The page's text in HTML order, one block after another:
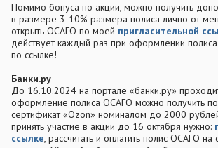
Помимо бонуса по акции, можно получить
в размере 3-10% размера полиса лично от
открыть ОСАГО по моей пригласительной
действует каждый раз при оформлении
по ссылке!
Банки.ру
До 16.10.2024 на портале «банки.ру»
оформление полиса ОСАГО можно получить
сертификат «Ozon» номиналом до 2000
принять участие в акции до 16 октября нужно:
ссылке, рассчитать и оплатить полис ОСАГО на